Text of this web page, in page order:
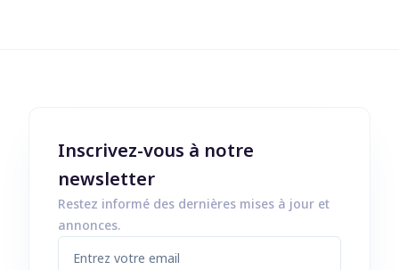
Inscrivez-vous à notre
newsletter
Restez informé des dernières mises à jour et
annonces.